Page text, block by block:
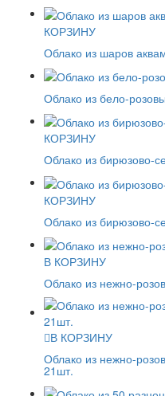
КОРЗИНУ
Облако из шаров
Облако из бело-
КОРЗИНУ
Облако из бирюзово-
КОРЗИНУ
Облако из бирюзово-
В КОРЗИНУ
Облако из нежно-
В КОРЗИНУ
Облако из нежно-
21шт.